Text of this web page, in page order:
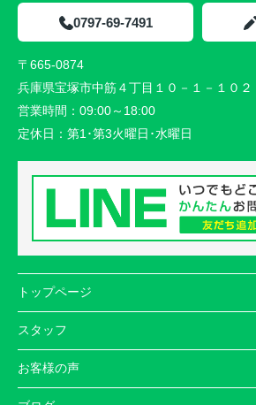
0797-69-7491
〒665-0874
兵庫県宝塚市中筋４丁目１０－１－１０２
営業時間： 09:00～18:00
定休日： 第1･第3火曜日･水曜日
トップページ
スタッフ
お客様の声